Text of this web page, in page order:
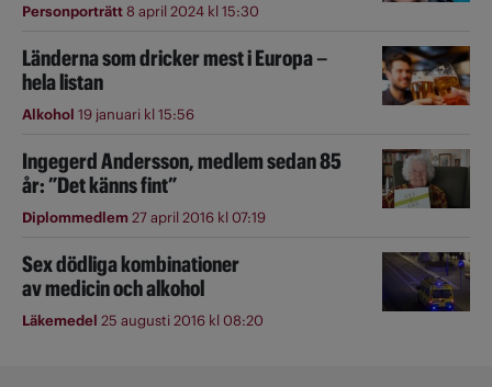
Personporträtt8 april 2024 kl 15:30
Länderna som dricker mest i Europa –
hela listan
Alkohol 19 januari kl 15:56
Ingegerd Andersson, medlem sedan 85
år: ”Det känns fint”
Diplommedlem27 april 2016 kl 07:19
Sex dödliga kombinationer
av medicin och alkohol
Läkemedel 25 augusti 2016 kl 08:20